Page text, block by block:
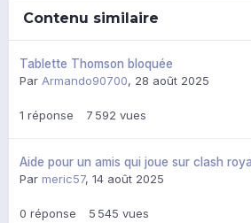
Contenu similaire
Tablette Thomson bloquée
Par Armando90700, 28 août 2025
1 réponse 7 592 vues
Aide pour un amis qui joue sur clash
Par meric57, 14 août 2025
0 réponse 5 545 vues